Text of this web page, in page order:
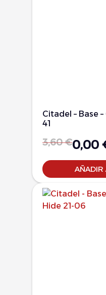
Citadel – Base
41
3,60€0,00
AÑADIR